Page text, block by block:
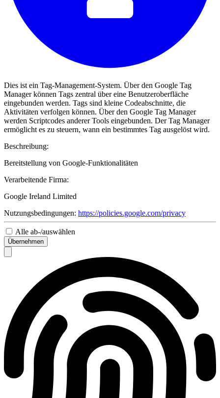
Dies ist ein Tag-Management-System. Über den Google Tag
Manager können Tags zentral über eine Benutzeroberfläche
eingebunden werden. Tags sind kleine Codeabschnitte, die
Aktivitäten verfolgen können. Über den Google Tag Manager
werden Scriptcodes anderer Tools eingebunden. Der Tag Manager
ermöglicht es zu steuern, wann ein bestimmtes Tag ausgelöst wird.
Beschreibung:
Bereitstellung von Google-Funktionalitäten
Verarbeitende Firma:
Google Ireland Limited
Nutzungsbedingungen: https://policies.google.com/privacy
Alle ab-/auswählen
Übernehmen